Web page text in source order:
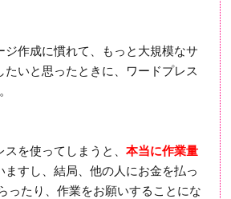
ジ作成に慣れて、もっと大規模なサ
たいと思ったときに、ワードプレス
を使ってしまうと、 本当に作業量
ますし、結局、他の人にお金を払っ
ったり、作業をお願いすることにな